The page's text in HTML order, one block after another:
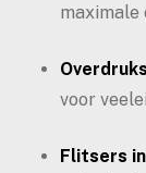
voor
Flitsers